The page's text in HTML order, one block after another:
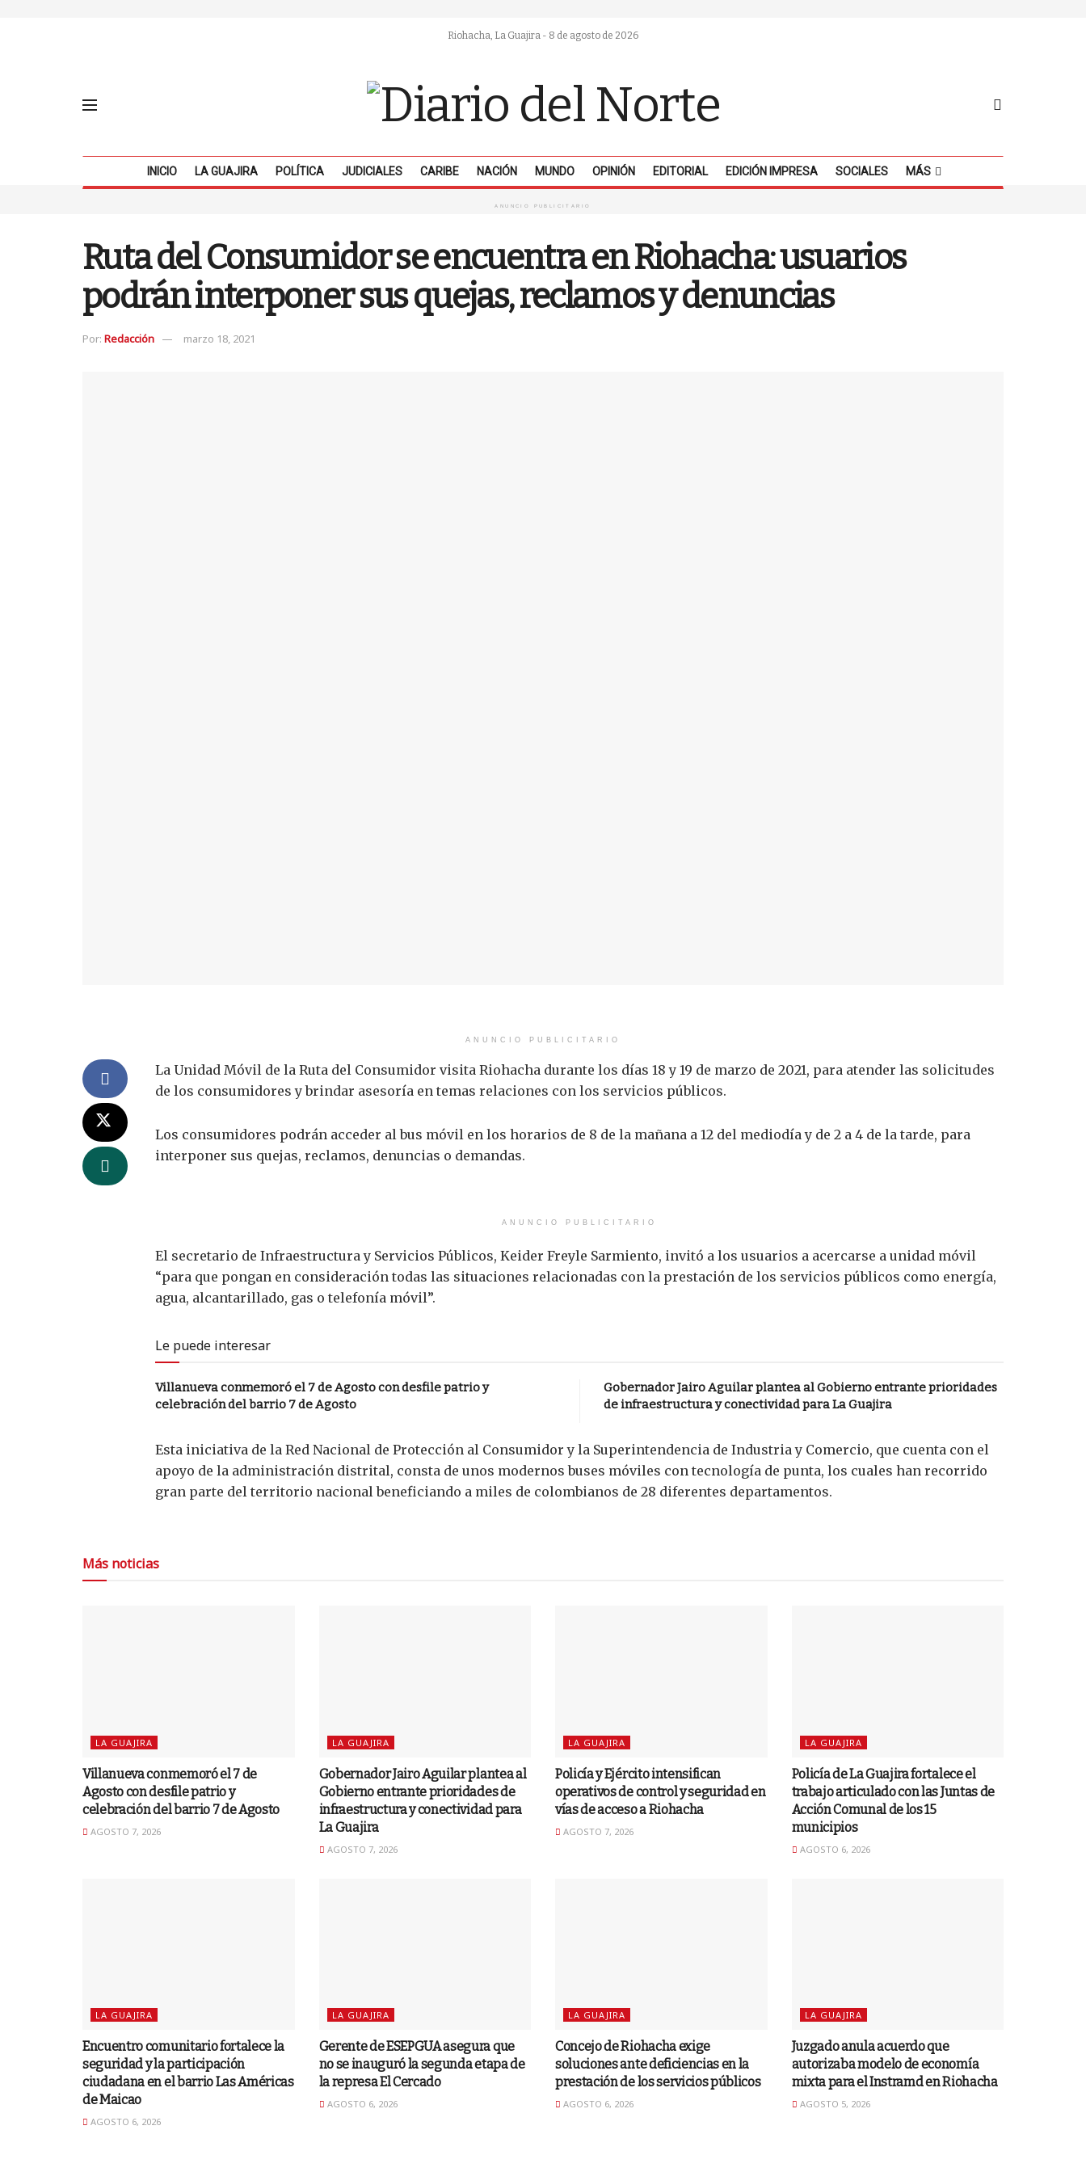
Riohacha, La Guajira - 8 de agosto de 2026
INICIO LA GUAJIRA POLÍTICA JUDICIALES CARIBE NACIÓN MUNDO OPINIÓN EDITORIAL EDICIÓN IMPRESA SOCIALES MÁS
ANUNCIO PUBLICITARIO
Ruta del Consumidor se encuentra en Riohacha: usuarios
podrán interponer sus quejas, reclamos y denuncias
Por: Redacción marzo 18, 2021
ANUNCIO PUBLICITARIO
La Unidad Móvil de la Ruta del Consumidor visita Riohacha durante los días 18 y 19 de marzo de 2021, para atender las solicitudes
de los consumidores y brindar asesoría en temas relaciones con los servicios públicos.
Los consumidores podrán acceder al bus móvil en los horarios de 8 de la mañana a 12 del mediodía y de 2 a 4 de la tarde, para
interponer sus quejas, reclamos, denuncias o demandas.
ANUNCIO PUBLICITARIO
El secretario de Infraestructura y Servicios Públicos, Keider Freyle Sarmiento, invitó a los usuarios a acercarse a unidad móvil
“para que pongan en consideración todas las situaciones relacionadas con la prestación de los servicios públicos como energía,
agua, alcantarillado, gas o telefonía móvil”.
Le puede interesar
Villanueva conmemoró el 7 de Agosto con desfile patrio y
celebración del barrio 7 de Agosto
Gobernador Jairo Aguilar plantea al Gobierno entrante prioridades
de infraestructura y conectividad para La Guajira
Esta iniciativa de la Red Nacional de Protección al Consumidor y la Superintendencia de Industria y Comercio, que cuenta con el
apoyo de la administración distrital, consta de unos modernos buses móviles con tecnología de punta, los cuales han recorrido
gran parte del territorio nacional beneficiando a miles de colombianos de 28 diferentes departamentos.
Más noticias
LA GUAJIRA
Villanueva conmemoró el 7 de
Agosto con desfile patrio y
celebración del barrio 7 de Agosto
AGOSTO 7, 2026
LA GUAJIRA
Gobernador Jairo Aguilar plantea al
Gobierno entrante prioridades de
infraestructura y conectividad para
La Guajira
AGOSTO 7, 2026
LA GUAJIRA
Policía y Ejército intensifican
operativos de control y seguridad en
vías de acceso a Riohacha
AGOSTO 7, 2026
LA GUAJIRA
Policía de La Guajira fortalece el
trabajo articulado con las Juntas de
Acción Comunal de los 15
municipios
AGOSTO 6, 2026
LA GUAJIRA
Encuentro comunitario fortalece la
seguridad y la participación
ciudadana en el barrio Las Américas
de Maicao
AGOSTO 6, 2026
LA GUAJIRA
Gerente de ESEPGUA asegura que
no se inauguró la segunda etapa de
la represa El Cercado
AGOSTO 6, 2026
LA GUAJIRA
Concejo de Riohacha exige
soluciones ante deficiencias en la
prestación de los servicios públicos
AGOSTO 6, 2026
LA GUAJIRA
Juzgado anula acuerdo que
autorizaba modelo de economía
mixta para el Instramd en Riohacha
AGOSTO 5, 2026